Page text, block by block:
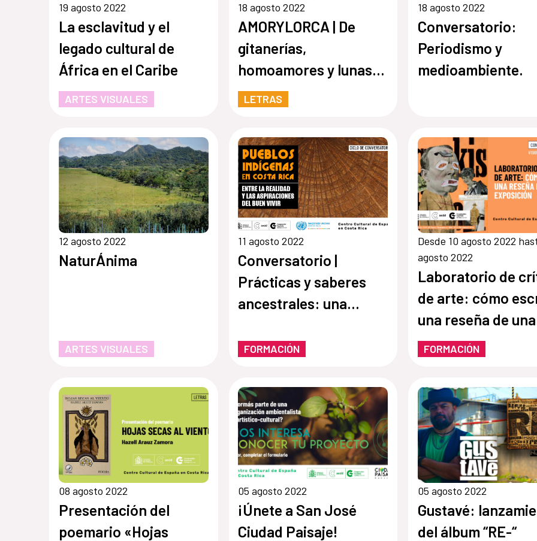
19 agosto 2022
La esclavitud y el
legado cultural de
África en el Caribe
ARTES VISUALES
18 agosto 2022
AMORYLORCA | De
gitanerías,
homoamores y lunas
encendidas…
LETRAS
18 agosto 2022
Conversatorio:
Periodismo y
medioambiente.
12 agosto 2022
NaturÁnima
ARTES VISUALES
11 agosto 2022
Conversatorio |
Prácticas y saberes
ancestrales: una
FORMACIÓN
Desde 10 agosto 2022
agosto 2022
Laboratorio de
de arte: cómo
una reseña de una
exposición
FORMACIÓN
08 agosto 2022
Presentación del
poemario «Hojas
05 agosto 2022
¡Únete a San José
Ciudad Paisaje!
05 agosto 2022
Gustavé:
del álbum “RE-“